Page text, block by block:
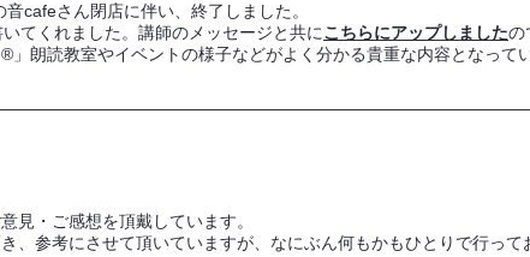
cafeさん閉店に伴い、終了しました。
てくれました。講師のメッセージと共にこちらにアップしましたの
朗読教室やイベントの様子などがよく分かる貴重な内容となってい
見・ご感想を頂戴しています。
、参考にさせて頂いていますが、なにぶん何もかもひとりで行って